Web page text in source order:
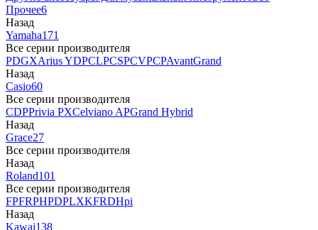
Прочее6
Назад
Yamaha171
Все серии производителя
PDGXArius YDPCLPCSPCVPCPAvantGrand
Назад
Casio60
Все серии производителя
CDPPrivia PXCelviano APGrand Hybrid
Назад
Grace27
Все серии производителя
Назад
Roland101
Все серии производителя
FPFRPHPDPLXKFRDHpi
Назад
Kawai138